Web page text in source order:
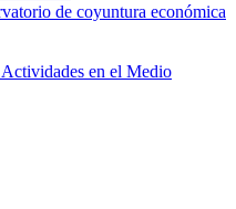
de coyuntura económica
en el Medio